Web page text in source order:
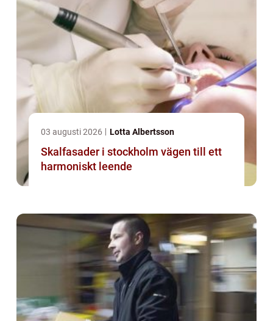
03 augusti 2026 Lotta Albertsson
Skalfasader i stockholm vägen till ett
harmoniskt leende